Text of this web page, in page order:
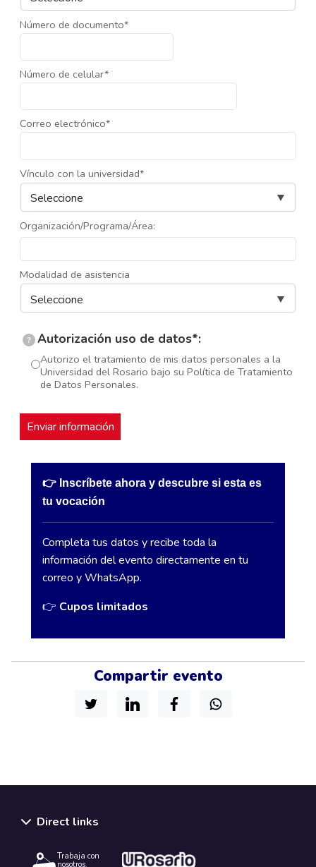
Número de documento*
Número de celular*
Correo electrónico*
Vínculo con la universidad*
Organización/Programa/Área:
Modalidad de asistencia
? Autorización uso de datos*:
Autorizo el tratamiento de mis datos personales a la
Universidad del Rosario bajo su Política de Tratamiento
de Datos Personales.
👉 Inscríbete ahora y descubre si esta es
tu vocación
Completa tus datos y recibe toda la
información del evento directamente en tu
correo y WhatsApp.
👉 Cupos limitados
Compartir evento
Direct links
Trabaja con
nosotros.